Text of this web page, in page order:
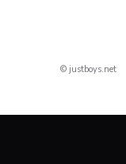
© justboys.net